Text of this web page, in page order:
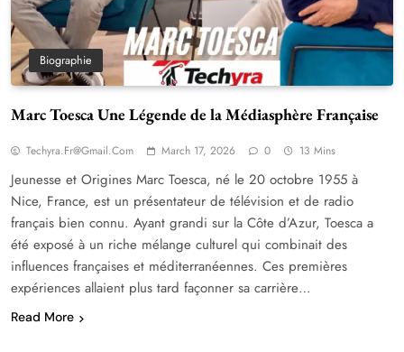
Biographie
Marc Toesca Une Légende de la Médiasphère Française
Techyra.fr@gmail.com March 17, 2026 0 13 Mins
Jeunesse et Origines Marc Toesca, né le 20 octobre 1955 à
Nice, France, est un présentateur de télévision et de radio
français bien connu. Ayant grandi sur la Côte d’Azur, Toesca a
été exposé à un riche mélange culturel qui combinait des
influences françaises et méditerranéennes. Ces premières
expériences allaient plus tard façonner sa carrière…
Read More